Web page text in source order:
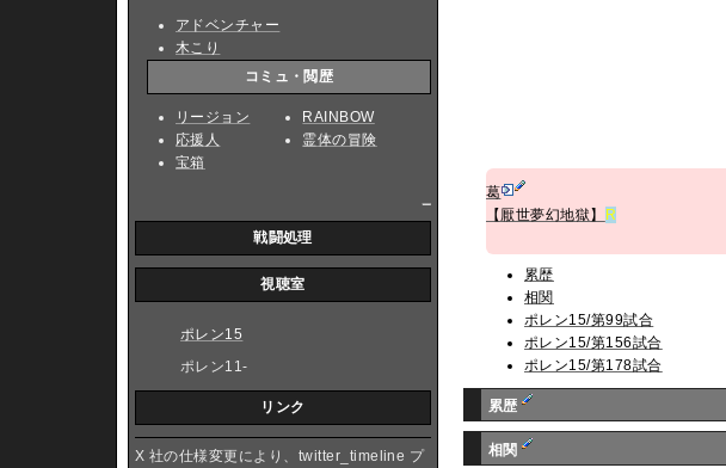
葛
【厭世夢幻地獄】 R
累歴
相関
ポレン15/第99試合
ポレン15/第156試合
ポレン15/第178試合
累歴
相関
アドベンチャー
木こり
コミュ・閲歴
リージョン
応援人
宝箱
RAINBOW
霊体の冒険
戦闘処理
視聴室
ポレン15
ポレン11-
リンク
X 社の仕様変更により、twitter_timeline プ